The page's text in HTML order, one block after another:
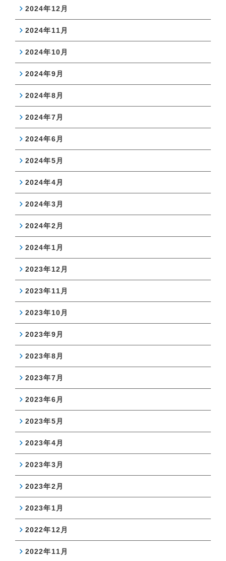
2024年12月
2024年11月
2024年10月
2024年9月
2024年8月
2024年7月
2024年6月
2024年5月
2024年4月
2024年3月
2024年2月
2024年1月
2023年12月
2023年11月
2023年10月
2023年9月
2023年8月
2023年7月
2023年6月
2023年5月
2023年4月
2023年3月
2023年2月
2023年1月
2022年12月
2022年11月